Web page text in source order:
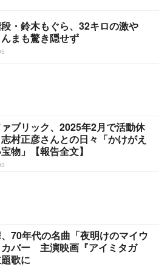
段・鈴木もぐら、32キロの激
まも驚き隠せず
ブリック、2025年2月で活動休
村正彦さんとの日々「かけがえ
物」【報告全文】
70年代の名曲「夜明けのマイウ
カバー 主演映画『アイミタガ
歌に